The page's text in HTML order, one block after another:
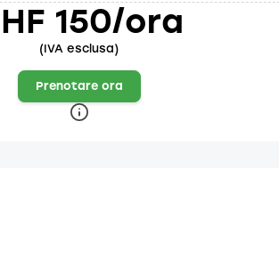
150/ora
(IVA esclusa)
Prenotare ora